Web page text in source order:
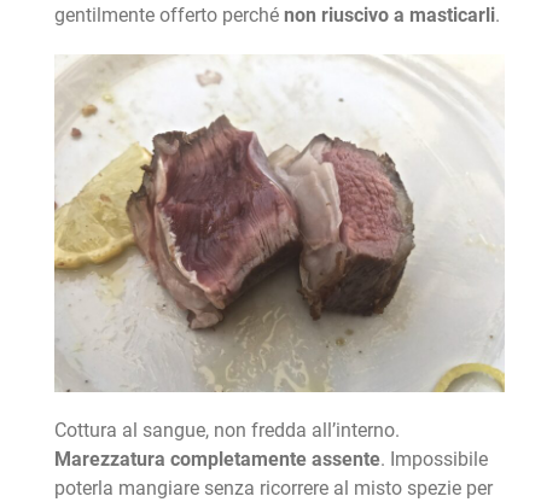
gentilmente offerto perché non riuscivo a masticarli.
Cottura al sangue, non fredda all’interno.
Marezzatura completamente assente. Impossibile
poterla mangiare senza ricorrere al misto spezie per